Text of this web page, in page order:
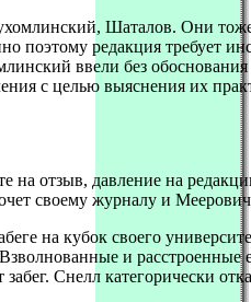
Шаталов. Они
поэтому редакция требует
ввели без обоснования
с целью выяснения их
на отзыв, давление на
своему журналу и
на кубок своего
и расстроенные
Снелл категорически